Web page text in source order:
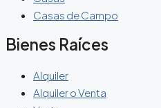
Casas de Campo
Bienes Raíces
Alquiler
Alquiler o Venta